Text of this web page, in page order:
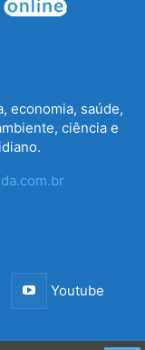
economia, saúde,
ciência e
Youtube